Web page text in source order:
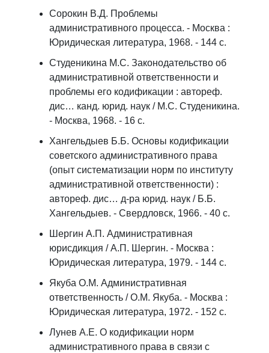
Сорокин В.Д. Проблемы
административного процесса. - Москва :
Юридическая литература, 1968. - 144 с.
Студеникина М.С. Законодательство об
административной ответственности и
проблемы его кодификации : автореф.
дис… канд. юрид. наук / М.С. Студеникина.
- Москва, 1968. - 16 с.
Хангельдыев Б.Б. Основы кодификации
советского административного права
(опыт систематизации норм по институту
административной ответственности) :
автореф. дис… д-ра юрид. наук / Б.Б.
Хангельдыев. - Свердловск, 1966. - 40 с.
Шергин А.П. Административная
юрисдикция / А.П. Шергин. - Москва :
Юридическая литература, 1979. - 144 с.
Якуба О.М. Административная
ответственность / О.М. Якуба. - Москва :
Юридическая литература, 1972. - 152 с.
Лунев А.Е. О кодификации норм
административного права в связи с